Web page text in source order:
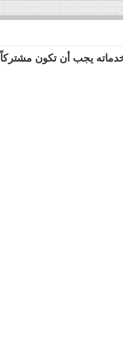
يجب أن تكون مشتركاً